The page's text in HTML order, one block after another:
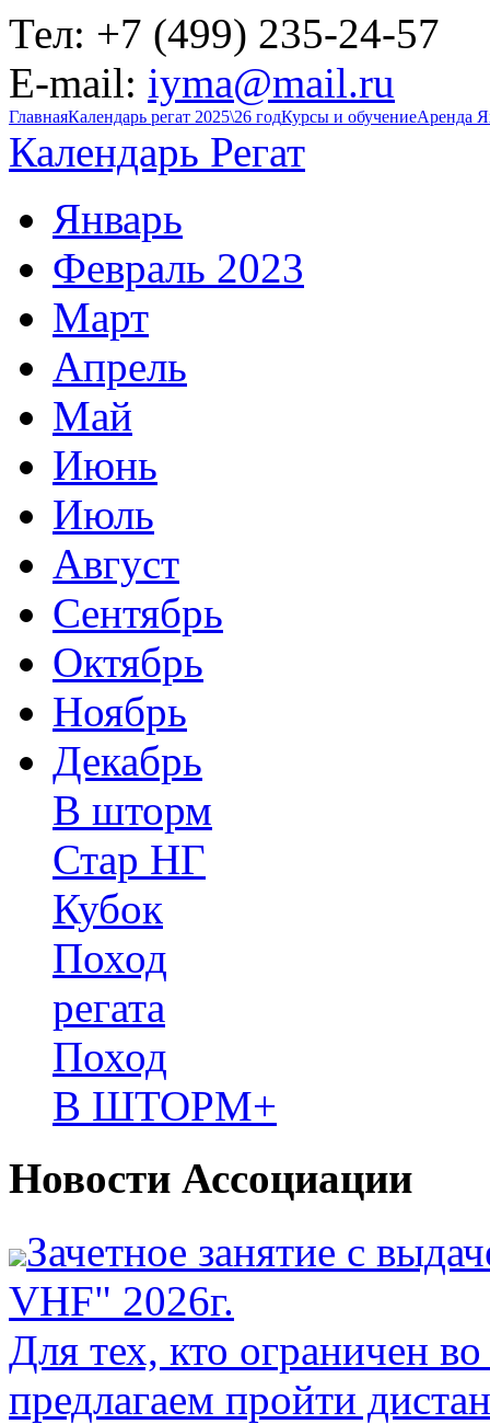
Тел: +7 (499) 235-24-57
E-mail: iyma@mail.ru
ГлавнаяКалендарь регат 2025\26 годКурсы и обучениеАренда
Календарь Регат
Январь
Февраль 2023
Март
Апрель
Май
Июнь
Июль
Август
Сентябрь
Октябрь
Ноябрь
Декабрь
В шторм
Стар НГ
Кубок
Поход
регата
Поход
В ШТОРМ+
Новости Ассоциации
Зачетное занятие с
VHF" 2026г.
Для тех, кто ограничен
предлагаем пройти